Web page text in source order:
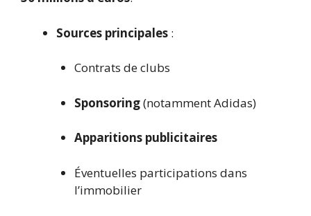
Sources principales :
Contrats de clubs
Sponsoring(notamment Adidas)
Apparitions publicitaires
Éventuelles participations dans
l’immobilier